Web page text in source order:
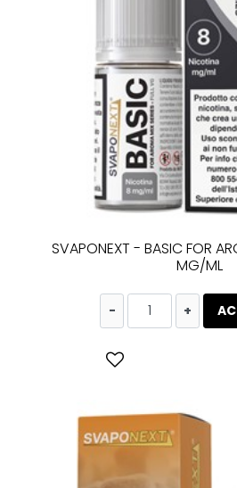
SVAPONEXT - BASIC FOR
MG/ML
Quantità